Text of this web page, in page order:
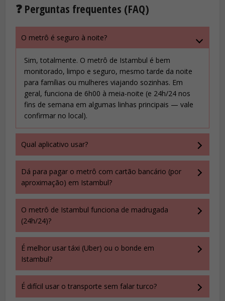
❓ Perguntas frequentes (FAQ)
O metrô é seguro à noite?
Sim, totalmente. O metrô de Istambul é bem
monitorado, limpo e seguro, mesmo tarde da noite
para famílias ou mulheres viajando sozinhas. Em
geral, funciona de 6h00 à meia-noite (e 24h/24 nos
fins de semana em algumas linhas principais — vale
confirmar no local).
Qual aplicativo usar?
Dá para pagar o metrô com cartão bancário (por
aproximação) em Istambul?
O metrô de Istambul funciona de madrugada
(24h/24)?
É melhor usar táxi (Uber) ou o bonde em
Istambul?
É difícil usar o transporte sem falar turco?